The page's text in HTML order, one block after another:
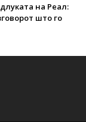
на Реал:
што го